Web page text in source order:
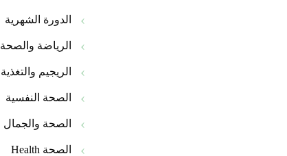
الدورة الشهرية
الرياضة والصحة
الريجيم والتغذية
الصحة النفسية
الصحة والجمال
الصحة Health